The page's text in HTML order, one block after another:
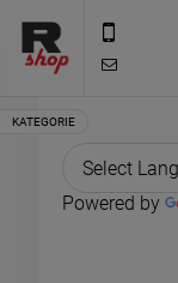
Powered by